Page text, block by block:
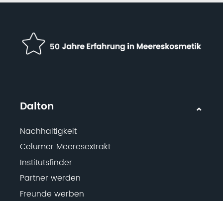
Dalton
Nachhaltigkeit
Celumer Meeresextrakt
Institutsfinder
Partner werden
Freunde werben